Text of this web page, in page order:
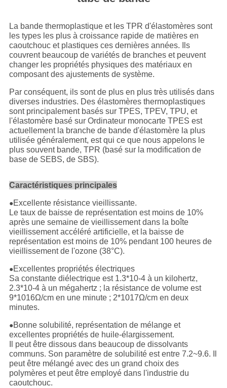
La bande thermoplastique et les TPR d'élastomères sont
les types les plus à croissance rapide de matières en
caoutchouc et plastiques ces dernières années. Ils
couvrent beaucoup de variétés de branches et peuvent
changer les propriétés physiques des matériaux en
composant des ajustements de système.
Par conséquent, ils sont de plus en plus très utilisés dans
diverses industries. Des élastomères thermoplastiques
sont principalement basés sur TPES, TPEV, TPU, et
l'élastomère basé sur Ordinateur monocarte TPES est
actuellement la branche de bande d'élastomère la plus
utilisée généralement, est qui ce que nous appelons le
plus souvent bande, TPR (basé sur la modification de
base de SEBS, de SBS).
Caractéristiques principales
●Excellente résistance vieillissante.
Le taux de baisse de représentation est moins de 10%
après une semaine de vieillissement dans la boîte
vieillissement accéléré artificielle, et la baisse de
représentation est moins de 10% pendant 100 heures de
vieillissement de l'ozone (38°C).
●Excellentes propriétés électriques
Sa constante diélectrique est 1.3*10-4 à un kilohertz,
2.3*10-4 à un mégahertz ; la résistance de volume est
9*1016Ω/cm en une minute ; 2*1017Ω/cm en deux
minutes.
●Bonne solubilité, représentation de mélange et
excellentes propriétés de huile-élargissement.
Il peut être dissous dans beaucoup de dissolvants
communs. Son paramètre de solubilité est entre 7.2~9.6. Il
peut être mélangé avec des un grand choix des
polymères et peut être employé dans l'industrie du
caoutchouc.